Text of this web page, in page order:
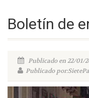
Boletín de
Publicado en 22/01/
Publicado